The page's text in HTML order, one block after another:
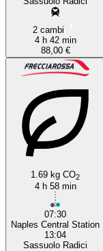
2 cambi
4 h 42 min
88,00 €
1.69 kg CO2
4 h 58 min
07:30
Naples Central Station
13:04
Sassuolo Radici